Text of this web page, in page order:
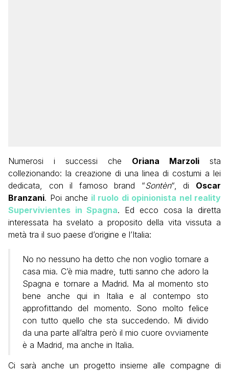
Numerosi i successi che Oriana Marzoli sta
collezionando: la creazione di una linea di costumi a lei
dedicata, con il famoso brand “Sontèn“, di Oscar
Branzani. Poi anche il ruolo di opinionista nel reality
Supervivientes in Spagna. Ed ecco cosa la diretta
interessata ha svelato a proposito della vita vissuta a
metà tra il suo paese d’origine e l’Italia:
No no nessuno ha detto che non voglio tornare a
casa mia. C’è mia madre, tutti sanno che adoro la
Spagna e tornare a Madrid. Ma al momento sto
bene anche qui in Italia e al contempo sto
approfittando del momento. Sono molto felice
con tutto quello che sta succedendo. Mi divido
da una parte all’altra però il mio cuore ovviamente
è a Madrid, ma anche in Italia.
Ci sarà anche un progetto insieme alle compagne di